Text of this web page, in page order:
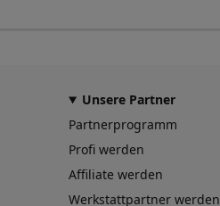
Unsere Partner
Partnerprogramm
Profi werden
Affiliate werden
Werkstattpartner werden